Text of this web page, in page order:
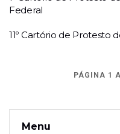
Federal
11º Cartório de Protesto
PÁGINA 1
Menu